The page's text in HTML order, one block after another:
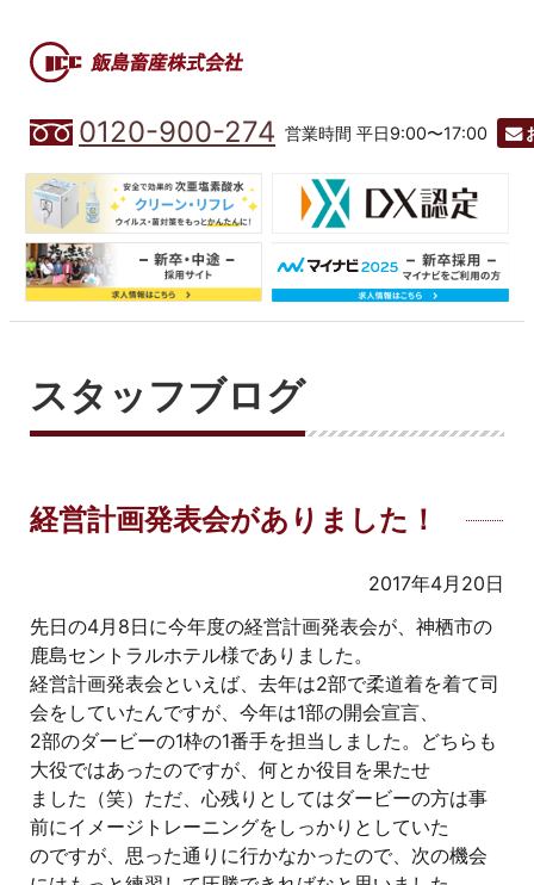
0120-900-274 営業時間 平日9:00〜17:00
スタッフブログ
経営計画発表会がありました！
2017年4月20日
先日の4月8日に今年度の経営計画発表会が、神栖市の
鹿島セントラルホテル様でありました。
経営計画発表会といえば、去年は2部で柔道着を着て司
会をしていたんですが、今年は1部の開会宣言、
2部のダービーの1枠の1番手を担当しました。どちらも
大役ではあったのですが、何とか役目を果たせ
ました（笑）ただ、心残りとしてはダービーの方は事
前にイメージトレーニングをしっかりとしていた
のですが、思った通りに行かなかったので、次の機会